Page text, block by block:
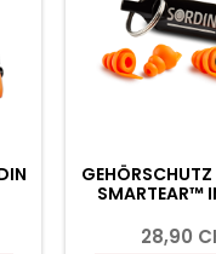
SMARTEAR™
28,90